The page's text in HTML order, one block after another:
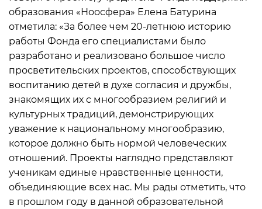
образования «Ноосфера» Елена Батурина
отметила: «За более чем 20-летнюю историю
работы Фонда его специалистами было
разработано и реализовано большое число
просветительских проектов, способствующих
воспитанию детей в духе согласия и дружбы,
знакомящих их с многообразием религий и
культурных традиций, демонстрирующих
уважение к национальному многообразию,
которое должно быть нормой человеческих
отношений. Проекты наглядно представляют
ученикам единые нравственные ценности,
объединяющие всех нас. Мы рады отметить, что
в прошлом году в данной образовательной